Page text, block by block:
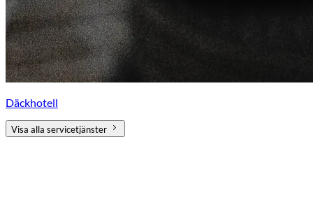
Däckhotell
Visa alla servicetjänster